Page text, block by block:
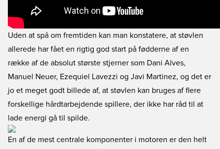
Uden at spå om fremtiden kan man konstatere, at støvlen
allerede har fået en rigtig god start på fødderne af en
række af de absolut største stjerner som Dani Alves,
Manuel Neuer, Ezequiel Lavezzi og Javi Martinez, og det er
jo et meget godt billede af, at støvlen kan bruges af flere
forskellige hårdtarbejdende spillere, der ikke har råd til at
lade energi gå til spilde.
En af de mest centrale komponenter i motoren er den helt